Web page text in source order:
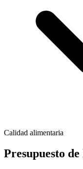
Calidad alimentaria
Presupuesto